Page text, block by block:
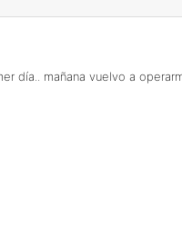
día.. mañana vuelvo a